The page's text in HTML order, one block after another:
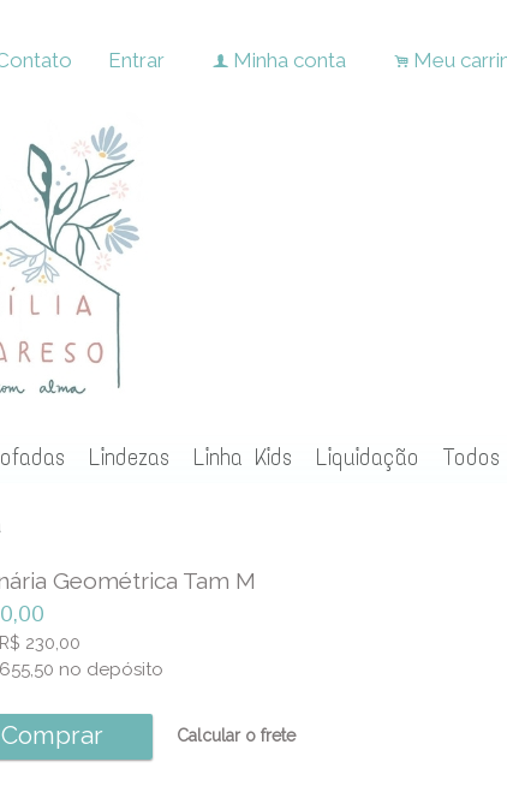
Entrar f Minha conta . Meu
Lindezas Linha Kids Liquidação Todos
Geométrica Tam M
R$ 230,00
655,50 no depósito
Comprar Calcular o frete